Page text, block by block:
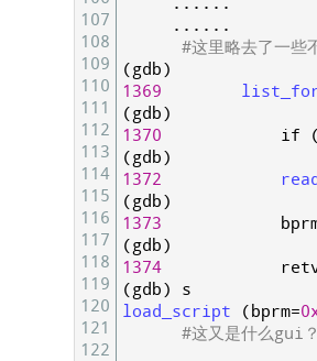
107
108
109
110
111
112
113
114
115
116
117
118
119
120
121
122
. . . . . .
#这里略去了一些
(gdb)
1369
(gdb)
1370
if (
(gdb)
1372
(gdb)
1373
(gdb)
1374
(gdb)
s
load_script
( bprm=
#这又是什么gui